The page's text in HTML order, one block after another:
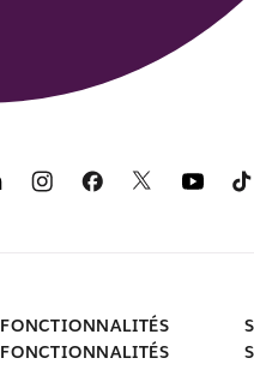
FONCTIONNALITÉS
FONCTIONNALITÉS